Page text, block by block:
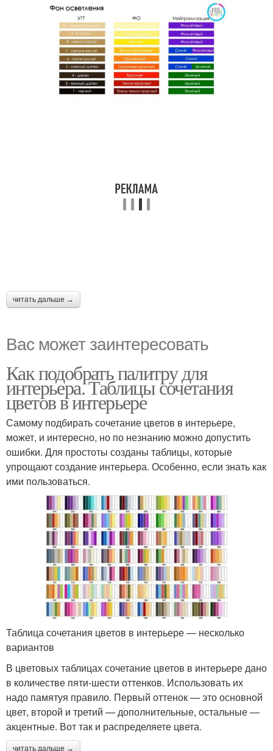
читать дальше →
Вас может заинтересовать
Как подобрать палитру для
интерьера. Таблицы сочетания
цветов в интерьере
Самому подбирать сочетание цветов в интерьере,
может, и интересно, но по незнанию можно допустить
ошибки. Для простоты созданы таблицы, которые
упрощают создание интерьера. Особенно, если знать как
ими пользоваться.
Таблица сочетания цветов в интерьере — несколько
вариантов
В цветовых таблицах сочетание цветов в интерьере дано
в количестве пяти-шести оттенков. Использовать их
надо памятуя правило. Первый оттенок — это основной
цвет, второй и третий — дополнительные, остальные —
акцентные. Вот так и распределяете цвета.
читать дальше →